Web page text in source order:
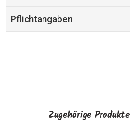
Pflichtangaben
Zugehörige Produkte